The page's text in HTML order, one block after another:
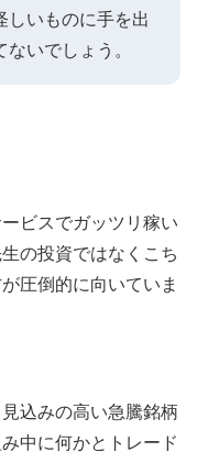
しいものに手を出
いでしょう。
ビスでガッツリ稼い
の投資ではなくこち
圧倒的に向いていま
見込みの高い急騰銘柄
中に何かとトレード